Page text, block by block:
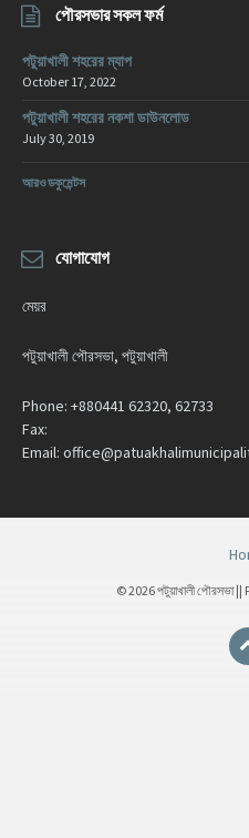
পৌরসভার সকল ফর্ম
পটুয়াখালী শহরের ম্যাপ
October 17, 2022
পটুয়াখালী শহরের নকশা ডাউনলোড
July 30, 2019
আরও ডকুমেন্টস
যোগাযোগ
মেয়র
পটুয়াখালী পৌরসভা, পটুয়াখালী
Phone: +880441 62320, 62733
Fax:
Email:
© 2026 পটুয়াখালী